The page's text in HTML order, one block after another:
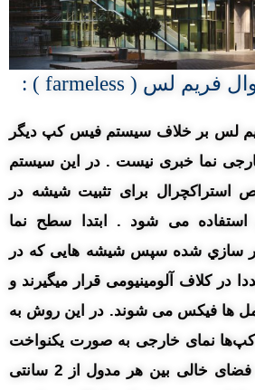
لس بر خلاف سیستم فیس کپ دیگر
نما خبری نیست . در این سیستم
برای تثبیت شیشه در
می شود . ابتدا سطح نما
سازي شده سپس شیشه هایی که در
در کلاف آلومینیومی قرار میگیرند و
ها فیکس می شوند. در این روش به
نمای خارجی به صورت یکنواخت
شیشه دیده می‌شود . فضای خالی بین هر مدول از 2 سانتی